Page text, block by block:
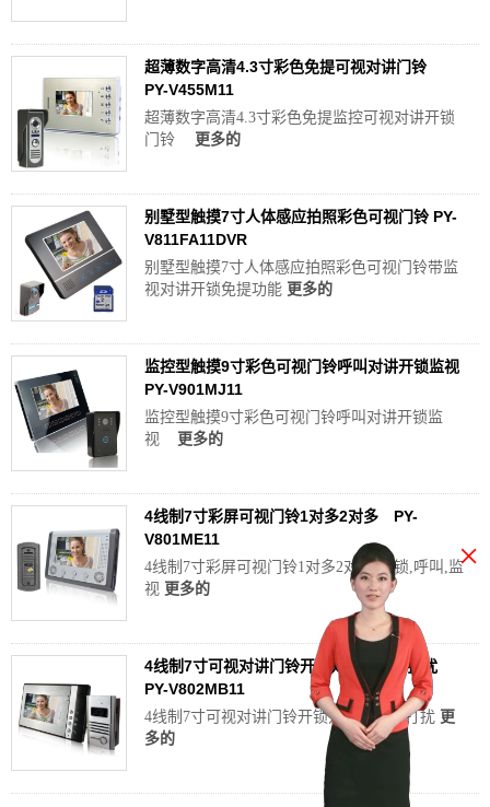
超薄数字高清4.3寸彩色免提可视对讲门铃
PY-V455M11
超薄数字高清4.3寸彩色免提监控可视对讲开锁
门铃
更多的
别墅型触摸7寸人体感应拍照彩色可视门铃 PY-
V811FA11DVR
别墅型触摸7寸人体感应拍照彩色可视门铃带监
视对讲开锁免提功能 更多的
监控型触摸9寸彩色可视门铃呼叫对讲开锁监视
PY-V901MJ11
监控型触摸9寸彩色可视门铃呼叫对讲开锁监
视
更多的
4线制7寸彩屏可视门铃1对多2对多 PY-
V801ME11
4线制7寸彩屏可视门铃1对多2对多,开锁,呼叫,监
视 更多的
4线制7寸可视对讲门铃开锁对讲监视免打扰
PY-V802MB11
4线制7寸可视对讲门铃开锁对讲监视免打扰 更
多的
×